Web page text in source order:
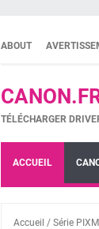
ABOUT
TÉLÉCHARGER
ACCUEIL
Accueil / Série